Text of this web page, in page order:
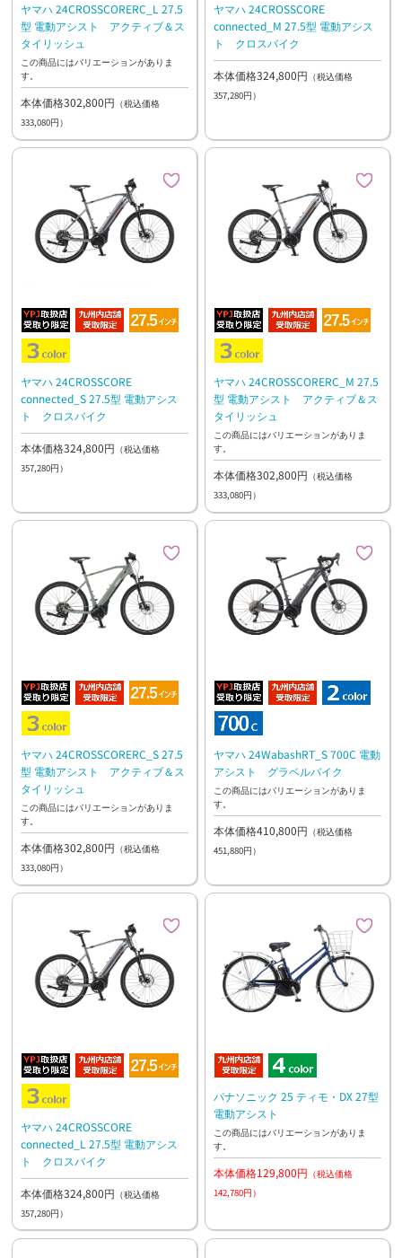
ヤマハ 24CROSSCORERC_L 27.5
型 電動アシスト アクティブ＆ス
タイリッシュ
この商品にはバリエーションがありま
す。
本体価格302,800円 （税込価格
333,080円）
ヤマハ 24CROSSCORE
connected_M 27.5型 電動アシス
ト クロスバイク
本体価格324,800円 （税込価格
357,280円）
ヤマハ 24CROSSCORE
connected_S 27.5型 電動アシス
ト クロスバイク
本体価格324,800円 （税込価格
357,280円）
ヤマハ 24CROSSCORERC_M 27.5
型 電動アシスト アクティブ＆ス
タイリッシュ
この商品にはバリエーションがありま
す。
本体価格302,800円 （税込価格
333,080円）
ヤマハ 24CROSSCORERC_S 27.5
型 電動アシスト アクティブ＆ス
タイリッシュ
この商品にはバリエーションがありま
す。
本体価格302,800円 （税込価格
333,080円）
ヤマハ 24WabashRT_S 700C 電動
アシスト グラベルバイク
この商品にはバリエーションがありま
す。
本体価格410,800円 （税込価格
451,880円）
ヤマハ 24CROSSCORE
connected_L 27.5型 電動アシス
ト クロスバイク
本体価格324,800円 （税込価格
357,280円）
パナソニック 25 ティモ・DX 27型
電動アシスト
この商品にはバリエーションがありま
す。
本体価格129,800円 （税込価格
142,780円）